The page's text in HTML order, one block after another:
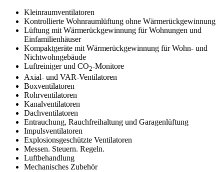
Kleinraumventilatoren
Kontrollierte Wohnraumlüftung ohne Wärmerückgewinnung
Lüftung mit Wärmerückgewinnung für Wohnungen und
Einfamilienhäuser
Kompaktgeräte mit Wärmerückgewinnung für Wohn- und
Nichtwohngebäude
Luftreiniger und CO2-Monitore
Axial- und VAR-Ventilatoren
Boxventilatoren
Rohrventilatoren
Kanalventilatoren
Dachventilatoren
Entrauchung, Rauchfreihaltung und Garagenlüftung
Impulsventilatoren
Explosionsgeschützte Ventilatoren
Messen. Steuern. Regeln.
Luftbehandlung
Mechanisches Zubehör